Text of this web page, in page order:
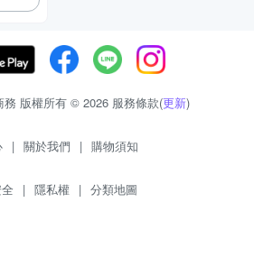
務 版權所有 © 2026 服務條款(更新)
| 關於我們 | 購物須知
| 隱私權 | 分類地圖